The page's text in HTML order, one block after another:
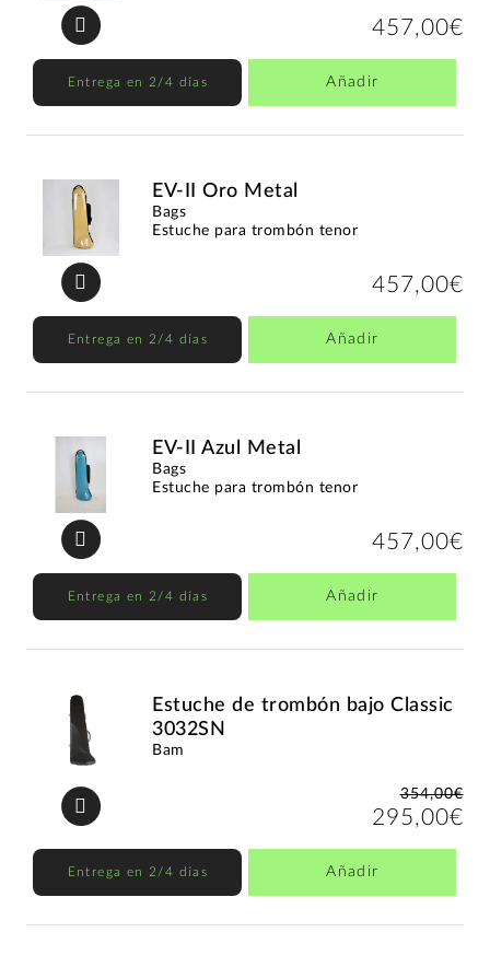
457,00€
Entrega en 2/4 días Añadir
EV-II Oro Metal
Bags
Estuche para trombón tenor
457,00€
Entrega en 2/4 días Añadir
EV-II Azul Metal
Bags
Estuche para trombón tenor
457,00€
Entrega en 2/4 días Añadir
Estuche de trombón bajo Classic
3032SN
Bam
354,00€
295,00€
Entrega en 2/4 días Añadir